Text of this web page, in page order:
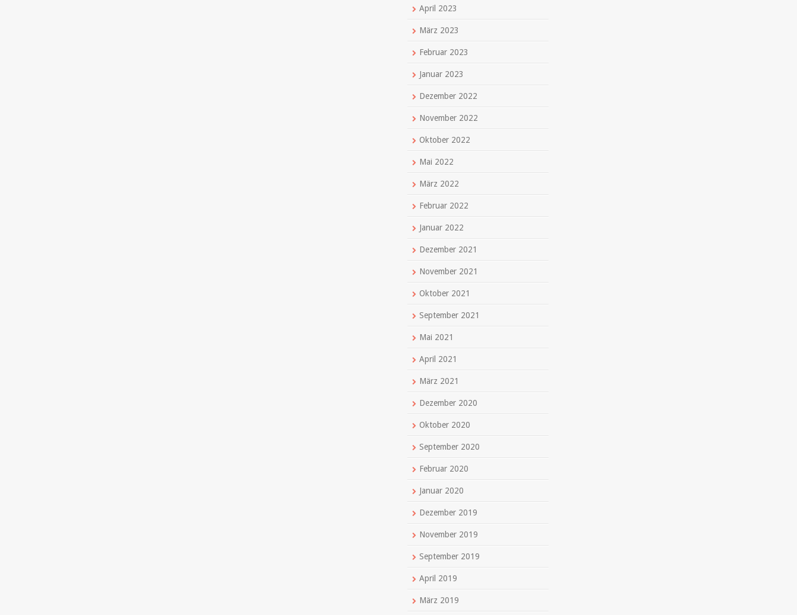
April 2023
März 2023
Februar 2023
Januar 2023
Dezember 2022
November 2022
Oktober 2022
Mai 2022
März 2022
Februar 2022
Januar 2022
Dezember 2021
November 2021
Oktober 2021
September 2021
Mai 2021
April 2021
März 2021
Dezember 2020
Oktober 2020
September 2020
Februar 2020
Januar 2020
Dezember 2019
November 2019
September 2019
April 2019
März 2019